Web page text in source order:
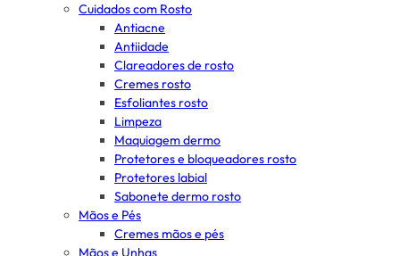
Cuidados com Rosto
Antiacne
Antiidade
Clareadores de rosto
Cremes rosto
Esfoliantes rosto
Limpeza
Maquiagem dermo
Protetores e bloqueadores rosto
Protetores labial
Sabonete dermo rosto
Mãos e Pés
Cremes mãos e pés
Mãos e Unhas